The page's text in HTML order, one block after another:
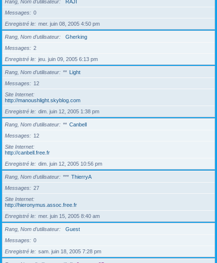
Rang, Nom d’utilisateur
RAJI
Messages
0
Enregistré le
mer. juin 08, 2005 4:50 pm
Rang, Nom d’utilisateur
Gherking
Messages
2
Enregistré le
jeu. juin 09, 2005 6:13 pm
Rang, Nom d’utilisateur ** Light
Messages
12
Site Internet
http://manoushlight.skyblog.com
Enregistré le
dim. juin 12, 2005 1:38 pm
Rang, Nom d’utilisateur ** Canbell
Messages
12
Site Internet
http://canbell.free.fr
Enregistré le
dim. juin 12, 2005 10:56 pm
Rang, Nom d’utilisateur *** ThierryA
Messages
27
Site Internet
http://hieronymus.assoc.free.fr
Enregistré le
mer. juin 15, 2005 8:40 am
Rang, Nom d’utilisateur
Guest
Messages
0
Enregistré le
sam. juin 18, 2005 7:28 pm